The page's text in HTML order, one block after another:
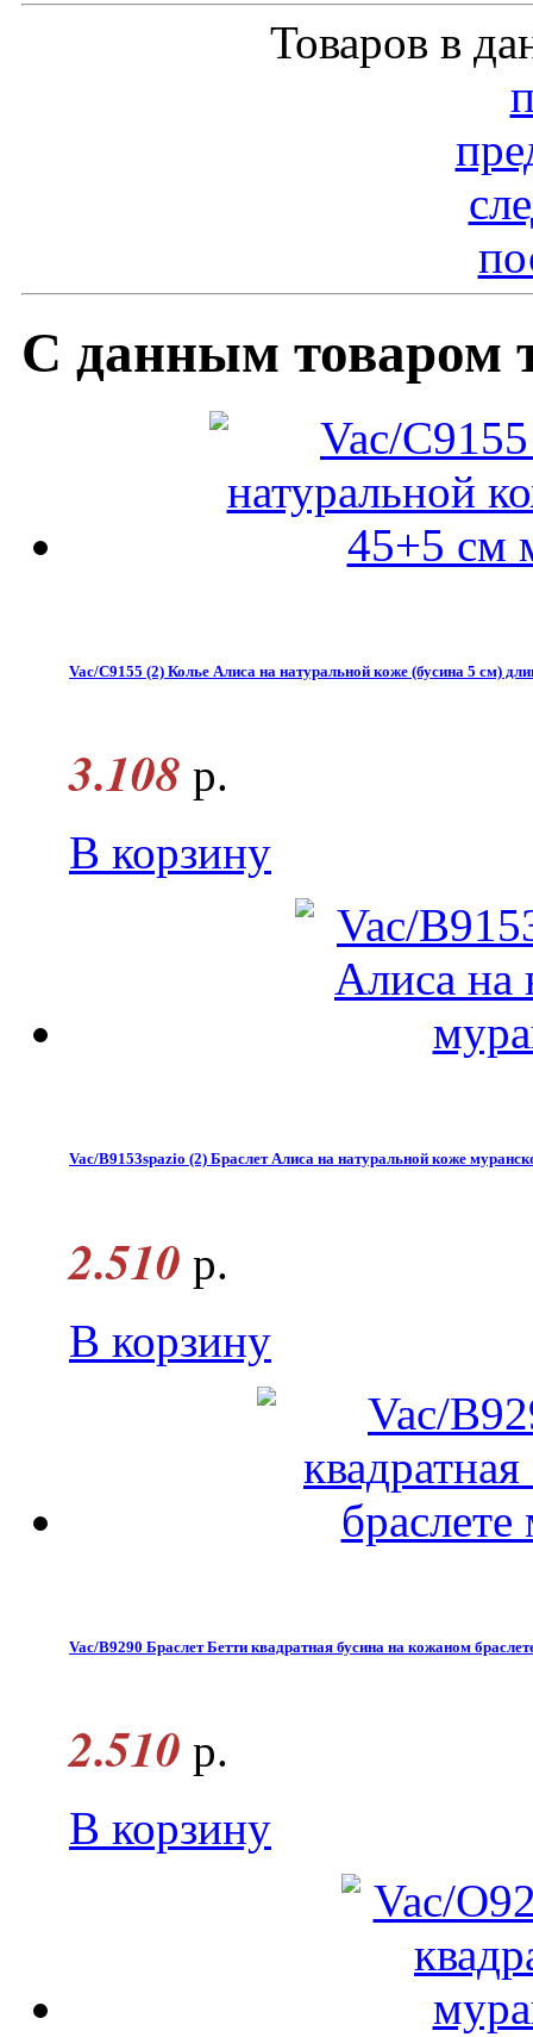
Товаров в
С данным товаром
Vac/С9155 (2) Колье Алиса на натуральной коже (бусина 5 см)
3.108 р.
В корзину
Vac/B9153spazio (2) Браслет Алиса на натуральной коже
2.510 р.
В корзину
Vac/B9290 Браслет Бетти квадратная бусина на кожаном
2.510 р.
В корзину